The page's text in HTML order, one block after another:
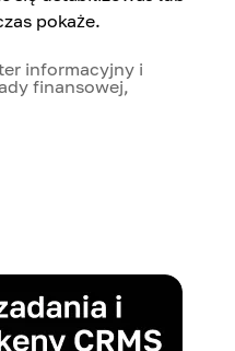
pokaże.
informacyjny i
finansowej,